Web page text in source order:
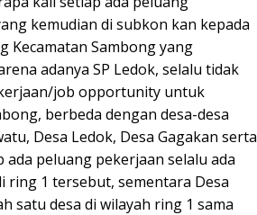
kemudian di subkon kan kepada
Kecamatan Sambong yang
adanya SP Ledok, selalu tidak
job opportunity untuk
berbeda dengan desa-desa
Desa Ledok, Desa Gagakan serta
peluang pekerjaan selalu ada
ring 1 tersebut, sementara Desa
satu desa di wilayah ring 1 sama